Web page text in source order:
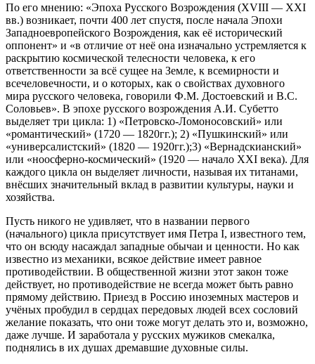
По его мнению: «Эпоха Русского Возрождения (XVIII — XXI
вв.) возникает, почти 400 лет спустя, после начала Эпохи
Западноевропейского Возрождения, как её исторический
оппонент» и «в отличие от неё она изначально устремляется к
раскрытию космической телесности человека, к его
ответственности за всё сущее на Земле, к всемирности и
всечеловечности, и о которых, как о свойствах духовного
мира русского человека, говорили Ф.М. Достоевский и В.С.
Соловьев». В эпохе русского возрождения А.И. Субетто
выделяет три цикла: 1) «Петровско-Ломоносовский» или
«романтический» (1720 — 1820гг.); 2) «Пушкинский» или
«универсалистский» (1820 — 1920гг.);3) «Вернадскианский»
или «ноосферно-космический» (1920 — начало XXI века). Для
каждого цикла он выделяет личности, называя их титанами,
внёсших значительный вклад в развитии культуры, науки и
хозяйства.
Пусть никого не удивляет, что в названии первого
(начального) цикла присутствует имя Петра I, известного тем,
что он всюду насаждал западные обычаи и ценности. Но как
известно из механики, всякое действие имеет равное
противодействии. В общественной жизни этот закон тоже
действует, но противодействие не всегда может быть равно
прямому действию. Приезд в Россию иноземных мастеров и
учёных пробудил в сердцах передовых людей всех сословий
желание показать, что они тоже могут делать это и, возможно,
даже лучше. И заработала у русских мужиков смекалка,
поднялись в их душах дремавшие духовные силы.